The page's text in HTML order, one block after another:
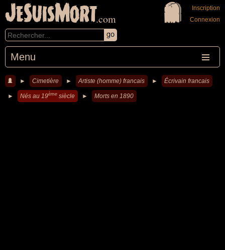
JeSuisMort.com
Menu
Inscription
Connexion
► Cimetière ► Artiste (homme) francais ► Écrivain francais
► Nés au 19ème siècle ► Morts en 1890